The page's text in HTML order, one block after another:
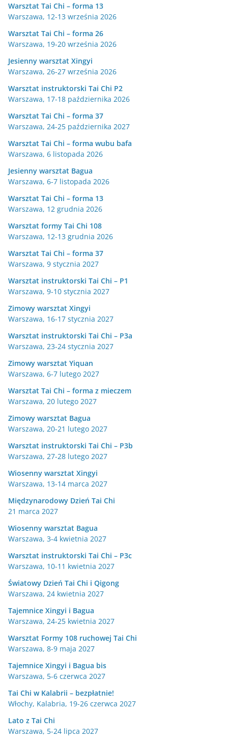
Warsztat Tai Chi – forma 13
Warszawa, 12-13 września 2026
Warsztat Tai Chi – forma 26
Warszawa, 19-20 września 2026
Jesienny warsztat Xingyi
Warszawa, 26-27 września 2026
Warsztat instruktorski Tai Chi P2
Warszawa, 17-18 października 2026
Warsztat Tai Chi – forma 37
Warszawa, 24-25 października 2027
Warsztat Tai Chi – forma wubu bafa
Warszawa, 6 listopada 2026
Jesienny warsztat Bagua
Warszawa, 6-7 listopada 2026
Warsztat Tai Chi – forma 13
Warszawa, 12 grudnia 2026
Warsztat formy Tai Chi 108
Warszawa, 12-13 grudnia 2026
Warsztat Tai Chi – forma 37
Warszawa, 9 stycznia 2027
Warsztat instruktorski Tai Chi – P1
Warszawa, 9-10 stycznia 2027
Zimowy warsztat Xingyi
Warszawa, 16-17 stycznia 2027
Warsztat instruktorski Tai Chi – P3a
Warszawa, 23-24 stycznia 2027
Zimowy warsztat Yiquan
Warszawa, 6-7 lutego 2027
Warsztat Tai Chi – forma z mieczem
Warszawa, 20 lutego 2027
Zimowy warsztat Bagua
Warszawa, 20-21 lutego 2027
Warsztat instruktorski Tai Chi – P3b
Warszawa, 27-28 lutego 2027
Wiosenny warsztat Xingyi
Warszawa, 13-14 marca 2027
Międzynarodowy Dzień Tai Chi
21 marca 2027
Wiosenny warsztat Bagua
Warszawa, 3-4 kwietnia 2027
Warsztat instruktorski Tai Chi – P3c
Warszawa, 10-11 kwietnia 2027
Światowy Dzień Tai Chi i Qigong
Warszawa, 24 kwietnia 2027
Tajemnice Xingyi i Bagua
Warszawa, 24-25 kwietnia 2027
Warsztat Formy 108 ruchowej Tai Chi
Warszawa, 8-9 maja 2027
Tajemnice Xingyi i Bagua bis
Warszawa, 5-6 czerwca 2027
Tai Chi w Kalabrii – bezpłatnie!
Włochy, Kalabria, 19-26 czerwca 2027
Lato z Tai Chi
Warszawa, 5-24 lipca 2027